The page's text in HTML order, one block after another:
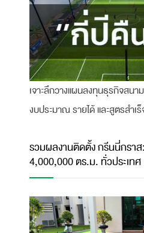
เจาะลึกวางแผนลงทุนธุรกิจสน
งบประมาณ รายได้ และสูตรสำเ
รวมผลงานติดตั้ง กรีนนี่กรา
4,000,000 ตร.ม. ทั่วประเทศ